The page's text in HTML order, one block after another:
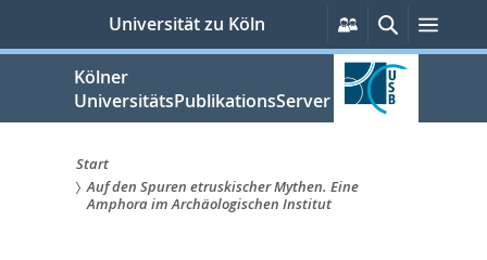
springen
Universität zu Köln
Persönliche
Services
Suche
Kölner
UniversitätsPublikationsServer
Sie
Start
Auf den Spuren etruskischer Mythen. Eine
Amphora im Archäologischen Institut